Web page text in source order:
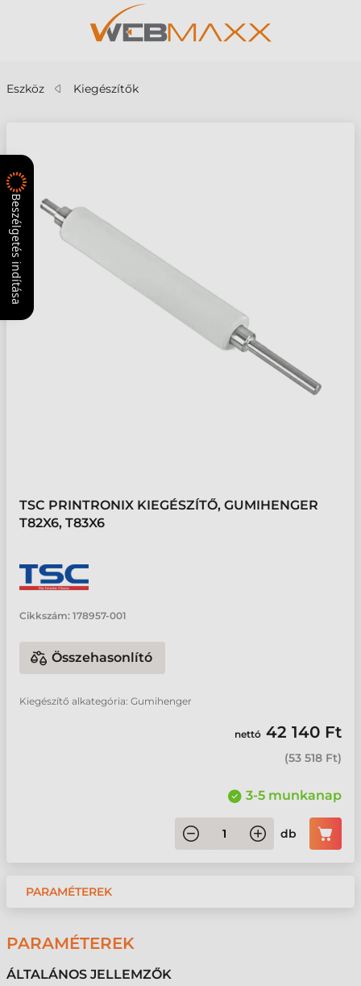
Eszköz Kiegészítők
TSC PRINTRONIX KIEGÉSZÍTŐ, GUMIHENGER
T82X6, T83X6
Cikkszám: 178957-001
Összehasonlító
Kiegészítő alkategória: Gumihenger
nettó 42 140 Ft
(53 518 Ft)
3-5 munkanap
db
PARAMÉTEREK
PARAMÉTEREK
ÁLTALÁNOS JELLEMZŐK
Beszélgetés indítása